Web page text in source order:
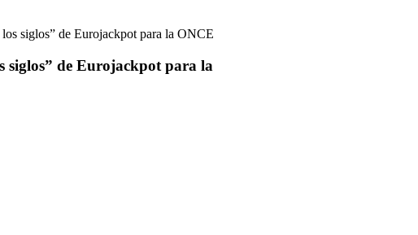
siglos” de Eurojackpot para la ONCE
siglos” de Eurojackpot para la